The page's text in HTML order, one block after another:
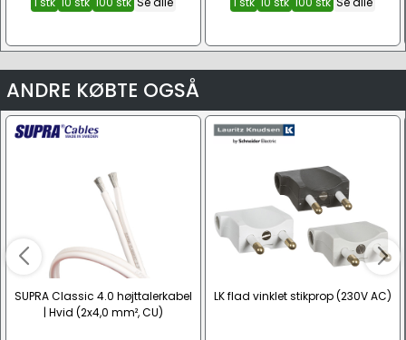
ANDRE KØBTE OGSÅ
SUPRA Classic 4.0 højttalerkabel
| Hvid (2x4,0 mm², CU)
LK flad vinklet stikprop (230V AC)